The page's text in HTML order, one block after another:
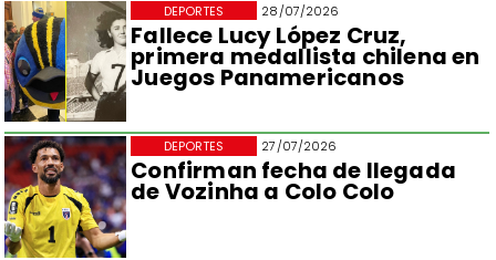
28/07/2026
Fallece Lucy López Cruz,
primera medallista chilena en
Juegos Panamericanos
DEPORTES
27/07/2026
Confirman fecha de llegada
de Vozinha a Colo Colo
DEPORTES